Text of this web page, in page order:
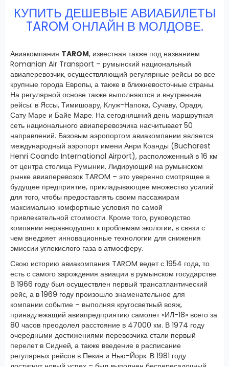
КУПИТЬ ДЕШЕВЫЕ АВИАБИЛЕТЫ
TAROM ОНЛАЙН В МОЛДОВЕ.
Авиакомпания TAROM, известная также под названием
Romanian Air Transport – румынский национальный
авиаперевозчик, осуществляющий регулярные рейсы во все
крупные города Европы, а также в ближневосточные страны.
На регулярной основе также выполняются и внутренние
рейсы: в Яссы, Тимишоару, Клуж-Напока, Сучаву, Орадя,
Сату Маре и Байе Маре. На сегодняшний день маршрутная
сеть национального авиаперевозчика насчитывает 50
направлений. Базовым аэропортом авиакомпании является
международный аэропорт имени Анри Коанды (Bucharest
Henri Coanda International Airport), расположенный в 16 км
от центра столица Румынии. Лидирующий на румынском
рынке авиаперевозок TAROM – это уверенно смотрящее в
будущее предприятие, прикладывающее множество усилий
для того, чтобы предоставлять своим пассажирам
максимально комфортные условия по самой
привлекательной стоимости. Кроме того, руководство
компании неравнодушно к проблемам экологии, в связи с
чем внедряет инновационные технологии для снижения
эмиссии углекислого газа в атмосферу.
Свою историю авиакомпания TAROM ведет с 1954 года, то
есть с самого зарождения авиации в румынском государстве.
В 1966 году был осуществлен первый трансатлантический
рейс, а в 1969 году произошло знаменательное для
компании событие – выполняя кругосветный вояж,
принадлежащий авиапредприятию самолет «ИЛ-18» всего за
80 часов преодолел расстояние в 47000 км. В 1974 году
очередными достижениями перевозчика стали первый
перелет в Сидней, а также введение в расписание
регулярных рейсов в Пекин и Нью-Йорк. В 1981 году